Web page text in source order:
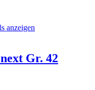
anzeigen
Gr. 42